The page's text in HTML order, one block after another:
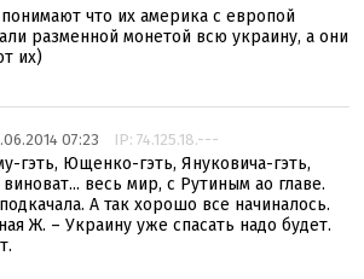
что их америка с европой
разменной монетой всю украину, а они
их)
07:23 IP: 74.125.18.---
гэть, Ющенко-гэть, Януковича-гэть,
весь мир, с Рутиным ао главе.
А так хорошо все начиналось.
Ж. – Украину уже спасать надо будет.